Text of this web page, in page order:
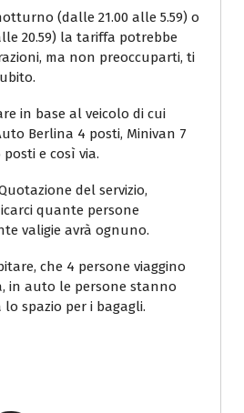
(dalle 21.00 alle 5.59) o
20.59) la tariffa potrebbe
ma non preoccuparti, ti
in base al veicolo di cui
Berlina 4 posti, Minivan 7
e così via.
del servizio,
quante persone
valigie avrà ognuno.
che 4 persone viaggino
in auto le persone stanno
spazio per i bagagli.